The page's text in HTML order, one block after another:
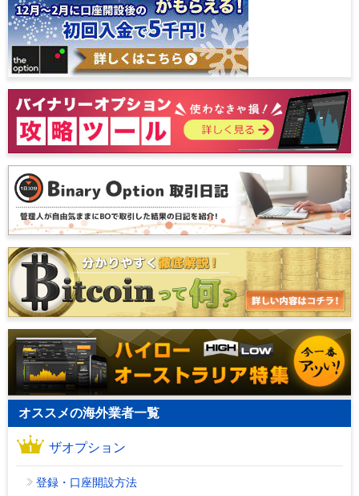
オススメの海外業者一覧
ザオプション
登録・口座開設方法